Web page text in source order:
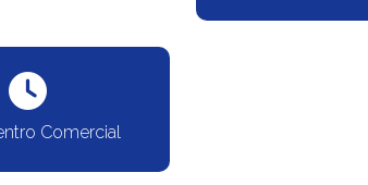
Comercial